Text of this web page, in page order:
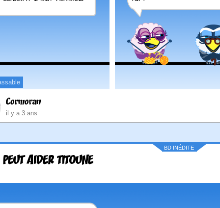
Cormoran
il y a 3 ans
BD INÉDITE
AIDER TITOUNE